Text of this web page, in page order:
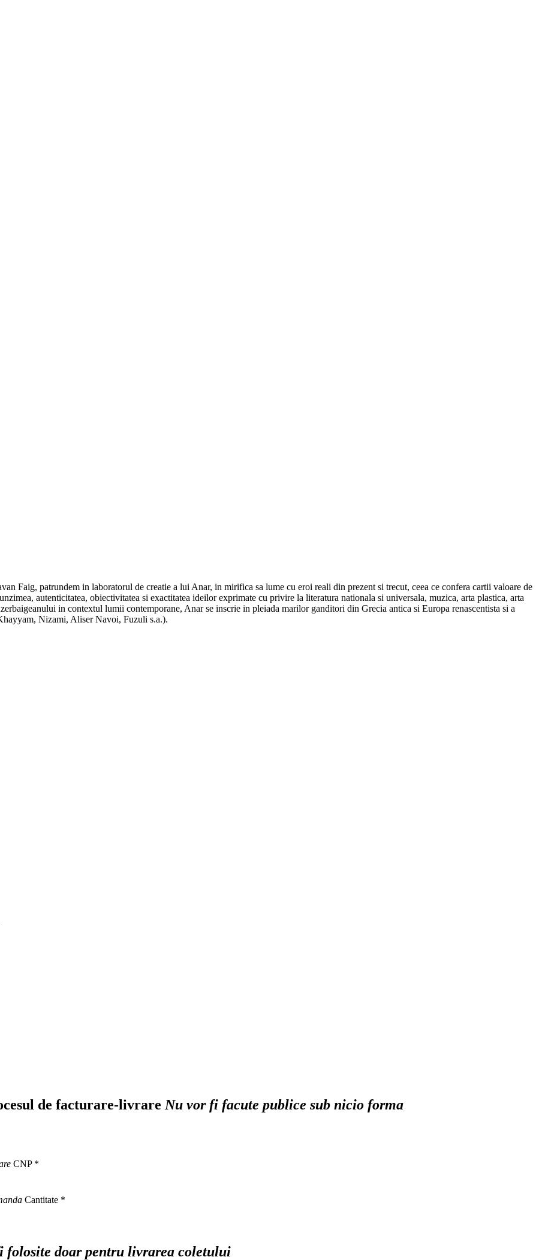
Faig, patrundem in laboratorul de creatie a lui Anar, in mirifica sa lume cu eroi reali din prezent si trecut, ceea ce confera cartii valoare de
autenticitatea, obiectivitatea si exactitatea ideilor exprimate cu privire la literatura nationala si universala, muzica, arta plastica, arta
in contextul lumii contemporane, Anar se inscrie in pleiada marilor ganditori din Grecia antica si Europa renascentista si a
Nizami, Aliser Navoi, Fuzuli s.a.).
de facturare-livrare Nu vor fi facute publice sub nicio forma
CNP *
Cantitate *
doar pentru livrarea coletului